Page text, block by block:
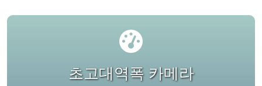
초고대역폭 카메라